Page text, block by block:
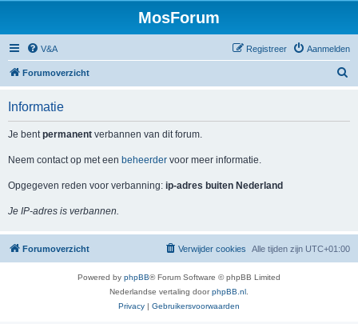
MosForum
V&A Aanmelden
Registreer
Forumoverzicht
Informatie
Je bentpermanent verbannen van dit forum.
Neem contact op met een beheerder voor meer informatie.
Opgegeven reden voor verbanning: ip-adres buiten Nederland
Je IP-adres is verbannen.
Forumoverzicht Alle tijden zijn UTC+01:00
Verwijder cookies
Powered by phpBB® Forum Software © phpBB Limited
Nederlandse vertaling doorphpBB.nl
Privacy | Gebruikersvoorwaarden